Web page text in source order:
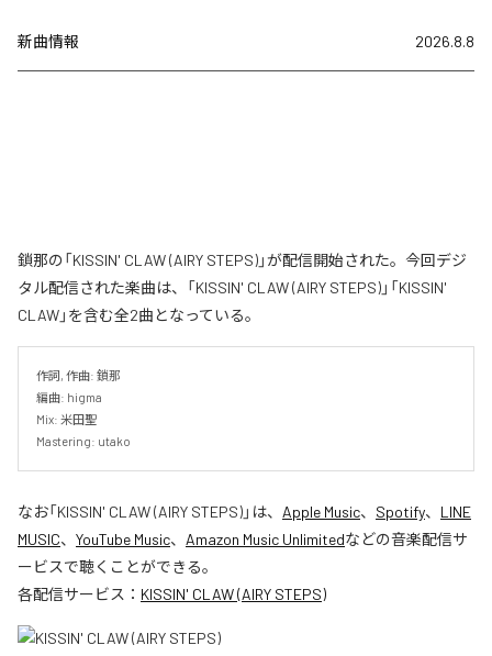
新曲情報 2026.8.8
鎖那の「KISSIN' CLAW (AIRY STEPS)」が配信開始された。今回デジ
タル配信された楽曲は、「KISSIN' CLAW (AIRY STEPS)」「KISSIN'
CLAW」を含む全2曲となっている。
作詞, 作曲: 鎖那
編曲: higma
Mix: 米田聖
Mastering: utako
なお「KISSIN' CLAW (AIRY STEPS)」は、 Apple Music、 Spotify、 LINE
MUSIC、 YouTube Music、 Amazon Music Unlimitedなどの音楽配信サ
ービスで聴くことができる。
各配信サービス： KISSIN' CLAW (AIRY STEPS)